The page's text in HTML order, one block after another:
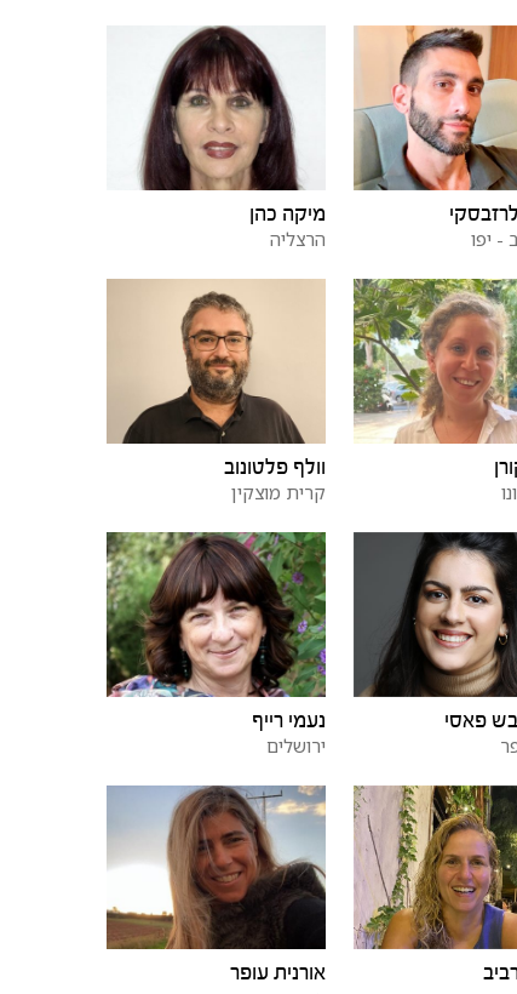
- יפו
מיקה כהן
הרצליה
וולף פלטונוב
קרית מוצקין
פאסי
נעמי רייף
ירושלים
אורנית עופר